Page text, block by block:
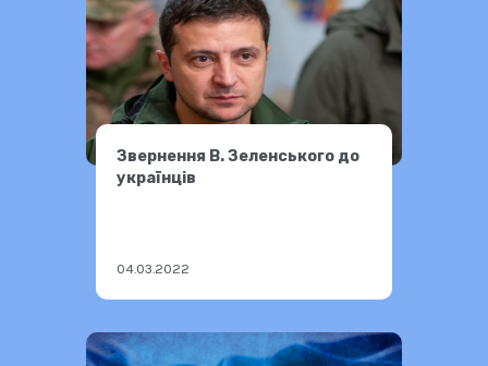
Звернення В. Зеленського до
українців
04.03.2022